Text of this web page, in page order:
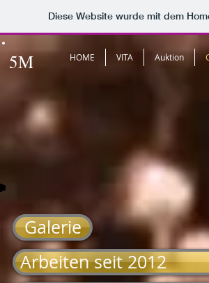
Diese Website wurde mit dem
5M HOME VITA Auktion
Galerie
Arbeiten seit 2012